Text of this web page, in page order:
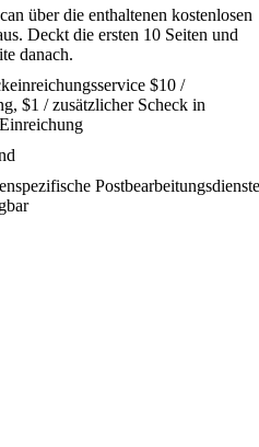
über die enthaltenen kostenlosen
Deckt die ersten 10 Seiten und
danach.
$10 /
$1 / zusätzlicher Scheck in
Postbearbeitungsdienste